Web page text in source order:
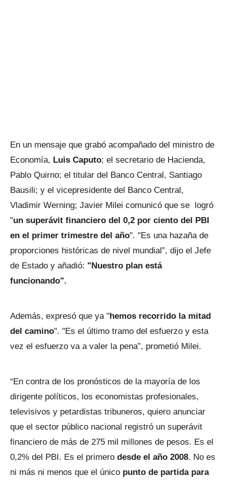
En un mensaje que grabó acompañado del ministro de
Economía, Luis Caputo; el secretario de Hacienda,
Pablo Quirno; el titular del Banco Central, Santiago
Bausili; y el vicepresidente del Banco Central,
Vladimir Werning; Javier Milei comunicó que se logró
"un superávit financiero del 0,2 por ciento del PBI
en el primer trimestre del año". "Es una hazaña de
proporciones históricas de nivel mundial”, dijo el Jefe
de Estado y añadió: "Nuestro plan está
funcionando".
Además, expresó que ya "hemos recorrido la mitad
del camino". "Es el último tramo del esfuerzo y esta
vez el esfuerzo va a valer la pena”, prometió Milei.
“En contra de los pronósticos de la mayoría de los
dirigente políticos, los economistas profesionales,
televisivos y petardistas tribuneros, quiero anunciar
que el sector público nacional registró un superávit
financiero de más de 275 mil millones de pesos. Es el
0,2% del PBI. Es el primero desde el año 2008. No es
ni más ni menos que el único punto de partida para